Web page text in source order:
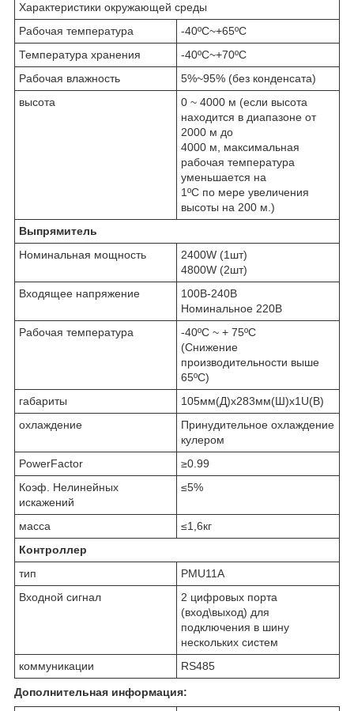
Характеристики окружающей среды
Рабочая температура
-40ºC~+65ºC
Температура хранения
-40ºC~+70ºC
Рабочая влажность
5%~95% (без конденсата)
высота
0 ~ 4000 м (если высота
находится в диапазоне от
2000 м до
4000 м, максимальная
рабочая температура
уменьшается на
1ºC по мере увеличения
высоты на 200 м.)
Выпрямитель
Номинальная мощность
2400W (1шт)
4800W (2шт)
Входящее напряжение
100В-240В
Номинальное 220В
Рабочая температура
-40ºC ~ + 75ºC
(Снижение
производительности выше
65ºC)
габариты
105мм(Д)х283мм(Ш)х1U(В)
охлаждение
Принудительное охлаждение
кулером
PowerFactor
≥0.99
Коэф. Нелинейных
искажений
≤5%
масса
≤1,6кг
Контроллер
тип
PMU11A
Входной сигнал
2 цифровых порта
(вход\выход) для
подключения в шину
нескольких систем
коммуникации
RS485
Дополнительная информация: